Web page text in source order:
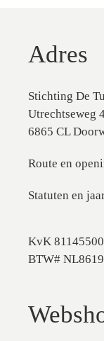
Adres
Stichting De
Utrechtseweg
6865 CL
Route en
Statuten en
KvK 81145500
BTW#